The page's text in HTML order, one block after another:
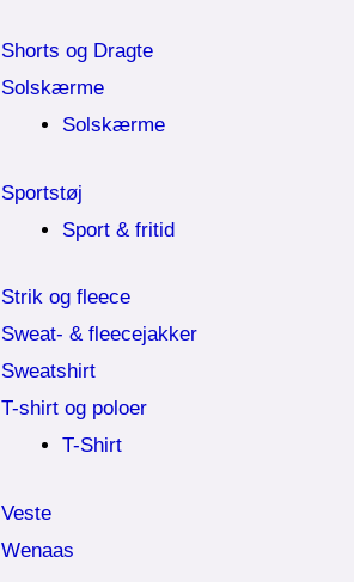
Shorts og Dragte
Solskærme
Solskærme
Sportstøj
Sport & fritid
Strik og fleece
Sweat- & fleecejakker
Sweatshirt
T-shirt og poloer
T-Shirt
Veste
Wenaas